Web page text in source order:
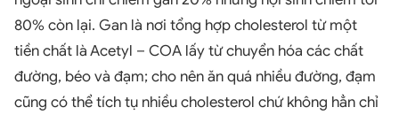
80% còn lại. Gan là nơi tổng hợp cholesterol từ một
tiền chất là Acetyl – COA lấy từ chuyển hóa các chất
đường, béo và đạm; cho nên ăn quá nhiều đường, đạm
cũng có thể tích tụ nhiều cholesterol chứ không hẳn chỉ